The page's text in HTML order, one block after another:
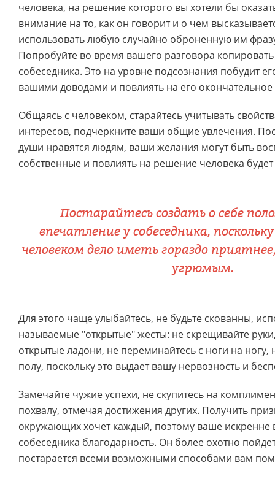
человека, на решение которого вы хотели бы
внимание на то, как он говорит и о чем
использовать любую случайно оброненную им
Попробуйте во время вашего разговора
собеседника. Это на уровне подсознания побудит
вашими доводами и повлиять на его
Общаясь с человеком, старайтесь учитывать
интересов, подчеркните ваши общие увлечения.
души нравятся людям, ваши желания могут быть
собственные и повлиять на решение человека
Постарайтесь создать о себе
впечатление у собеседника,
человеком дело иметь гораздо
угрюмым.
Для этого чаще улыбайтесь, не будьте скованны,
называемые "открытые" жесты: не скрещивайте
открытые ладони, не переминайтесь с ноги на ногу,
полу, поскольку это выдает вашу нервозность и
Замечайте чужие успехи, не скупитесь на
похвалу, отмечая достижения других. Получить
окружающих хочет каждый, поэтому ваше искренне
собеседника благодарность. Он более охотно
постарается всеми возможными способами вам